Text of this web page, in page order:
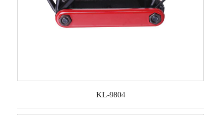
KL-9804